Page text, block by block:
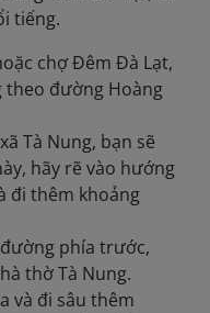
tiếng.
chợ Đêm Đà Lạt,
theo đường Hoàng
Tà Nung, bạn sẽ
hãy rẽ vào hướng
đi thêm khoảng
phía trước,
thờ Tà Nung.
và đi sâu thêm